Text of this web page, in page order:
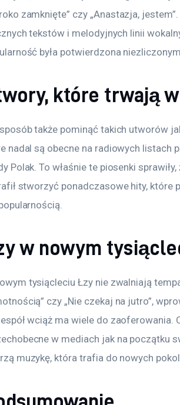
zamknięte” czy „Anastazja,
tekstów i melodyjnych linii
była potwierdzona
które trwają
także pominąć takich utworów
nadal są obecne na radiowych listach
Polak. To właśnie te piosenki
stworzyć ponadczasowe hity, które
w nowym
tysiącleciu Łzy nie zwalniają
czy „Nie czekaj na jutro”,
wciąż ma wiele do zaoferowania.
w mediach jak na początku
muzykę, która trafia do nowych